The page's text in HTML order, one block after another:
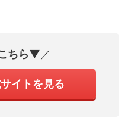
ちら▼ ／
イトを見る